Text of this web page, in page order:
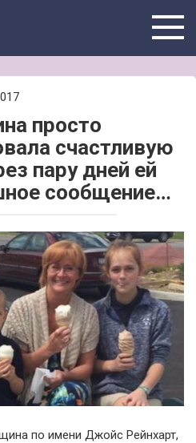
просто
счастливую
пару дней ей
сообщение…
по имени Джойс Рейнхарт,